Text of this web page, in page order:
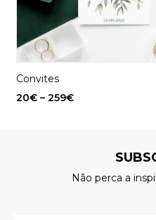
Convites
20€ – 259€
Não perca a